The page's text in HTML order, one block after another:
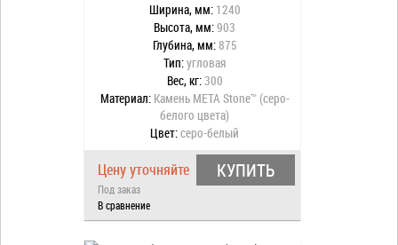
Ширина, мм: 1240
Высота, мм:903
Глубина, мм:875
Тип:угловая
Вес, кг:300
Материал: Камень META Stone™ (серо-
белого цвета)
Цвет:серо-белый
Цену уточняйте
Под заказ
КУПИТЬ
В сравнение